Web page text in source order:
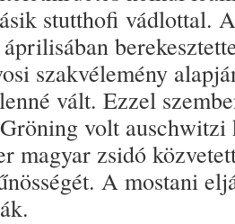
stutthofi vádlottal.
szakvélemény
vált. Ezzel
volt auschwitzi
magyar zsidó
A mostani